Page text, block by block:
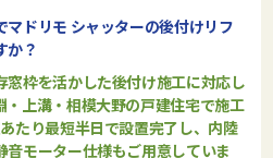
マドリモ シャッターの後付けリフ
か？
窓枠を活かした後付け施工に対応し
・上溝・相模大野の戸建住宅で施工
たり最短半日で設置完了し、内陸
音モーター仕様もご用意していま